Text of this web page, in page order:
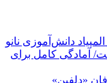
دانش‌آموزی نانو
آمادگی کامل برای
«دلفین»